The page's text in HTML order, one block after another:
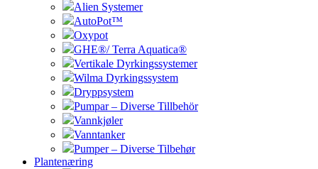
Alien Systemer
AutoPot™
Oxypot
GHE®/ Terra Aquatica®
Vertikale Dyrkingssystemer
Wilma Dyrkingssystem
Dryppsystem
Pumpar – Diverse Tillbehör
Vannkjøler
Vanntanker
Pumper – Diverse Tilbehør
Plantenæring